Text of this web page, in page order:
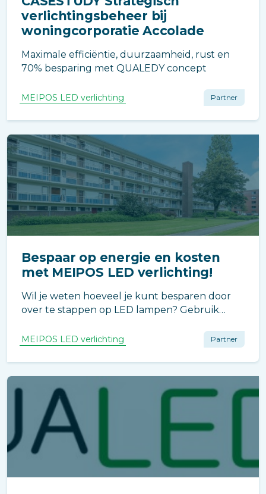
verlichtingsbeheer bij
woningcorporatie Accolade
Maximale efficiëntie, duurzaamheid, rust en
70% besparing met QUALEDY concept
MEIPOS LED verlichting Partner
Bespaar op energie en kosten
met MEIPOS LED verlichting!
Wil je weten hoeveel je kunt besparen door
over te stappen op LED lampen? Gebruik
MEIPOS LED verlichting Partner